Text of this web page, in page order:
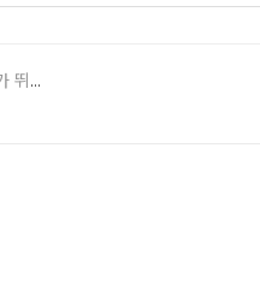
[제품소개] 레미마틴 꼬냑이 함유되어 풍미가 뛰어난 아몬드 함량48%의 로마세 마지판